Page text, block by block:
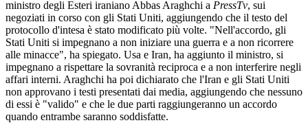
ministro degli Esteri iraniano Abbas Araghchi a PressTv, sui
negoziati in corso con gli Stati Uniti, aggiungendo che il testo del
protocollo d'intesa è stato modificato più volte. "Nell'accordo, gli
Stati Uniti si impegnano a non iniziare una guerra e a non ricorrere
alle minacce", ha spiegato. Usa e Iran, ha aggiunto il ministro, si
impegnano a rispettare la sovranità reciproca e a non interferire negli
affari interni. Araghchi ha poi dichiarato che l'Iran e gli Stati Uniti
non approvano i testi presentati dai media, aggiungendo che nessuno
di essi è "valido" e che le due parti raggiungeranno un accordo
quando entrambe saranno soddisfatte.